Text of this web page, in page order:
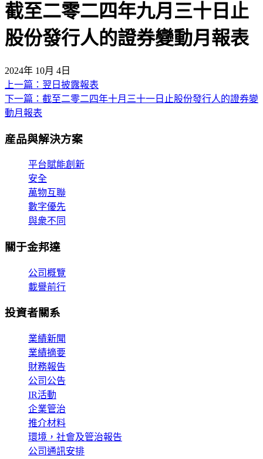
截至二零二四年九月三十日止
股份發行人的證券變動月報表
2024年 10月 4日
文
章
覽
上一篇：翌日披露報表
下一篇：截至二零二四年十月三十一日止股份發行人的證券變
動月報表
産品與解決方案
平台賦能創新
安全
萬物互聯
數字優先
與衆不同
關于金邦達
公司概覽
載譽前行
投資者關系
業績新聞
業績摘要
財務報告
公司公告
IR活動
企業管治
推介材料
環境，社會及管治報告
公司通訊安排